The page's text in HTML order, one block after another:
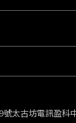
太古坊電訊盈科